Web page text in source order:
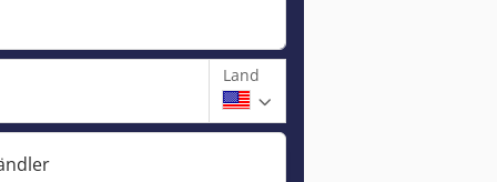
Land